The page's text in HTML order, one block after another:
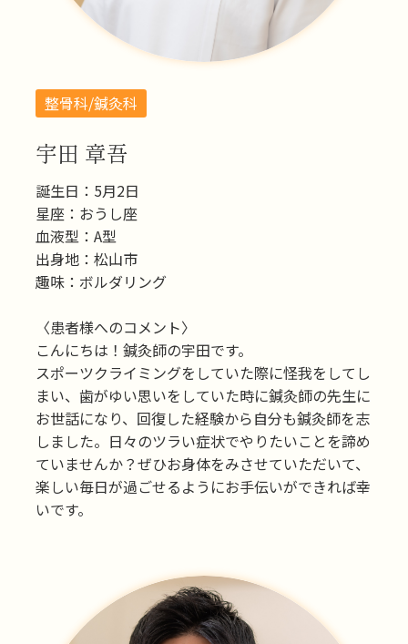
整骨科/鍼灸科
宇田 章吾
誕生日：5月2日
星座：おうし座
血液型：A型
出身地：松山市
趣味：ボルダリング
〈患者様へのコメント〉
こんにちは！鍼灸師の宇田です。
スポーツクライミングをしていた際に怪我をしてし
まい、歯がゆい思いをしていた時に鍼灸師の先生に
お世話になり、回復した経験から自分も鍼灸師を志
しました。日々のツラい症状でやりたいことを諦め
ていませんか？ぜひお身体をみさせていただいて、
楽しい毎日が過ごせるようにお手伝いができれば幸
いです。​​​​​​​